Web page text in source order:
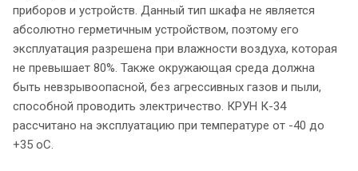
приборов и устройств. Данный тип шкафа не является
абсолютно герметичным устройством, поэтому его
эксплуатация разрешена при влажности воздуха, которая
не превышает 80%. Также окружающая среда должна
быть невзрывоопасной, без агрессивных газов и пыли,
способной проводить электричество. КРУН К-34
рассчитано на эксплуатацию при температуре от -40 до
+35 oC.